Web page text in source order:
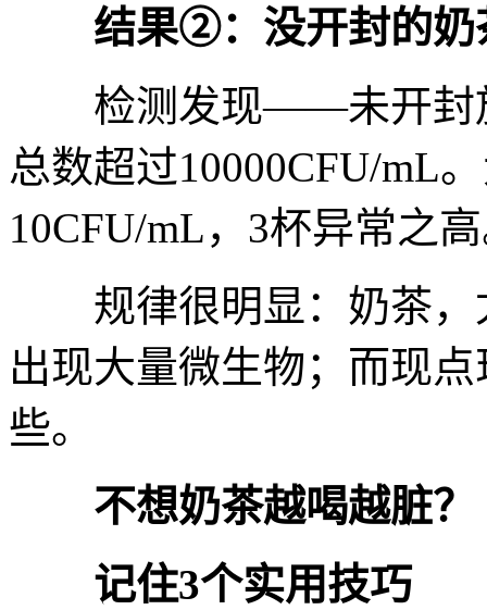
结果②：没开封的奶
检测发现——未开封放
总数超过10000CFU/mL
10CFU/mL，3杯异常之
规律很明显：奶茶，
出现大量微生物；而现
些。
不想奶茶越喝越脏？
记住3个实用技巧